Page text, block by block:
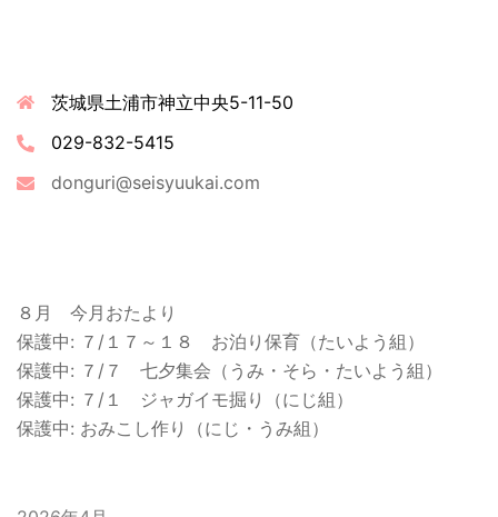
茨城県土浦市神立中央5-11-50
029-832-5415
donguri@seisyuukai.com
８月 今月おたより
保護中: ７/１７～１８ お泊り保育（たいよう組）
保護中: ７/７ 七夕集会（うみ・そら・たいよう組）
保護中: ７/１ ジャガイモ掘り（にじ組）
保護中: おみこし作り（にじ・うみ組）